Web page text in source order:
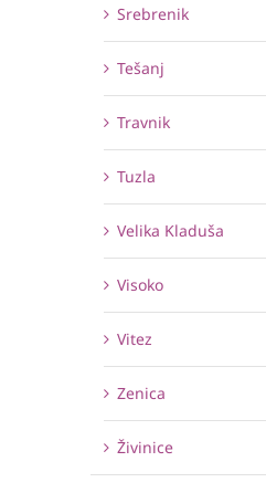
Srebrenik
Tešanj
Travnik
Tuzla
Velika Kladuša
Visoko
Vitez
Zenica
Živinice